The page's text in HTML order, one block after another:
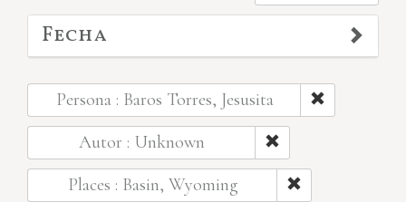
Fecha
Persona : Baros Torres, Jesusita
Autor : Unknown
Places : Basin, Wyoming